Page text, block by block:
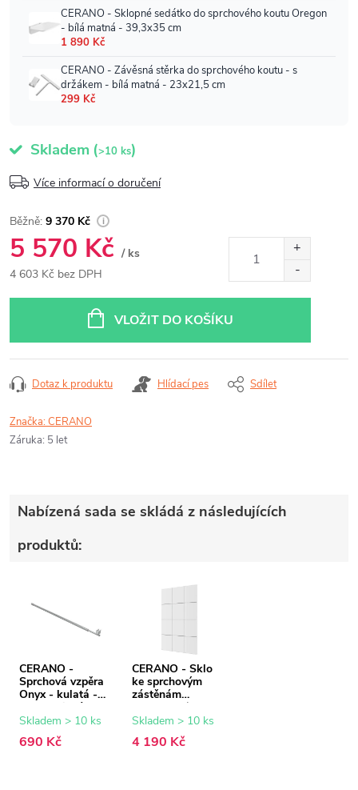
Skladem (>10 ks)
Více informací o doručení
9 370 Kč
5 570 Kč / ks
4 603 Kč bez DPH
VLOŽIT DO KOŠÍKU
Dotaz k produktu Hlídací pes Sdílet
Značka:CERANO
Záruka: 5 let
Nabízená sada se skládá z následujících
produktů:
CERANO -
Sprchová vzpěra
Onyx - kulatá -
teleskopická -
chrom - 77-140
Skladem > 10 ks
690 Kč
CERANO - Sklo
ke sprchovým
zástěnám
Industro L/P - 8
mm - černý
rám/transparentní
sklo - 140x200
Skladem > 10 ks
4 190 Kč